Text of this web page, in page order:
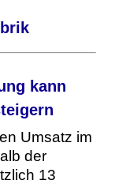
kann
Umsatz im
der
13